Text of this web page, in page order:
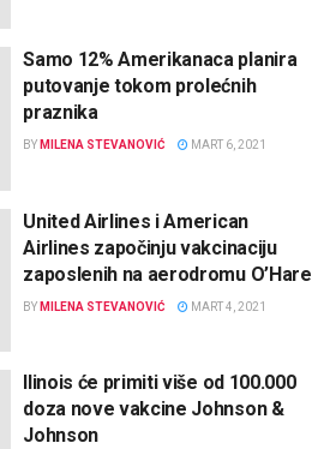
Samo 12% Amerikanaca planira
putovanje tokom prolećnih
praznika
BY MILENA STEVANOVIĆ MART 6, 2021
United Airlines i American
Airlines započinju vakcinaciju
zaposlenih na aerodromu O’Hare
BY MILENA STEVANOVIĆ MART 4, 2021
Ilinois će primiti više od 100.000
doza nove vakcine Johnson &
Johnson